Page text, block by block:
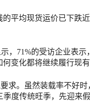
平均现货运价已下跌
71%的受访企业表示
变化都将继续履行现有
。虽然装载率不好时
度传统旺季，先迎来